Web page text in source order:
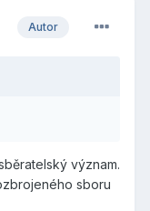
Autor
význam.
sboru